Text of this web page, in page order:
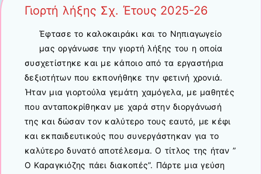
Γιορτή λήξης Σχ. Έτους 2025-26
Έφτασε το καλοκαιράκι και το Νηπιαγωγείο
μας οργάνωσε την γιορτή λήξης του η οποία
συσχετίστηκε και με κάποιο από τα εργαστήρια
δεξιοτήτων που εκπονήθηκε την φετινή χρονιά.
Ήταν μια γιορτούλα γεμάτη χαμόγελα, με μαθητές
που ανταποκρίθηκαν με χαρά στην διοργάνωσή
της και δώσαν τον καλύτερο τους εαυτό, με κέφι
και εκπαιδευτικούς που συνεργάστηκαν για το
καλύτερο δυνατό αποτέλεσμα. Ο τίτλος της ήταν ”
Ο Καραγκιόζης πάει διακοπές”. Πάρτε μια γεύση